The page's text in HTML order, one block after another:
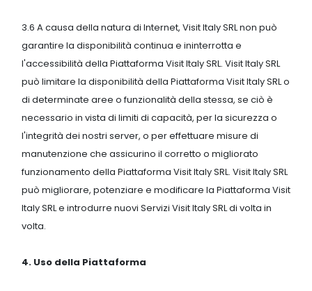
3.6 A causa della natura di Internet, Visit Italy SRL non può
garantire la disponibilità continua e ininterrotta e
l'accessibilità della Piattaforma Visit Italy SRL. Visit Italy SRL
può limitare la disponibilità della Piattaforma Visit Italy SRL o
di determinate aree o funzionalità della stessa, se ciò è
necessario in vista di limiti di capacità, per la sicurezza o
l'integrità dei nostri server, o per effettuare misure di
manutenzione che assicurino il corretto o migliorato
funzionamento della Piattaforma Visit Italy SRL. Visit Italy SRL
può migliorare, potenziare e modificare la Piattaforma Visit
Italy SRL e introdurre nuovi Servizi Visit Italy SRL di volta in
volta.
4. Uso della Piattaforma